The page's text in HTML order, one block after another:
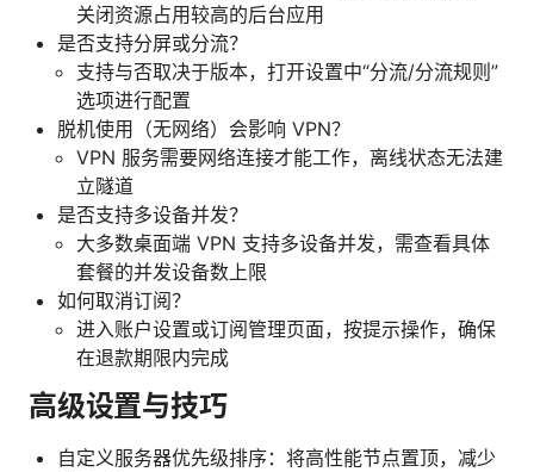
关闭资源占用较高的后台应用
是否支持分屏或分流？
支持与否取决于版本，打开设置中“分流/分流规则”
选项进行配置
脱机使用（无网络）会影响 VPN？
VPN 服务需要网络连接才能工作，离线状态无法建
立隧道
是否支持多设备并发？
大多数桌面端 VPN 支持多设备并发，需查看具体
套餐的并发设备数上限
如何取消订阅？
进入账户设置或订阅管理页面，按提示操作，确保
在退款期限内完成
高级设置与技巧
自定义服务器优先级排序：将高性能节点置顶，减少